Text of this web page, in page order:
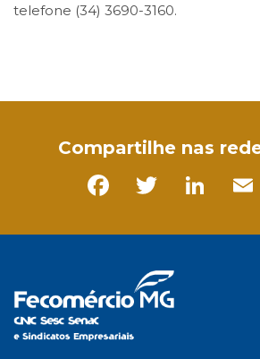
telefone (34) 3690-3160.
Compartilhe nas